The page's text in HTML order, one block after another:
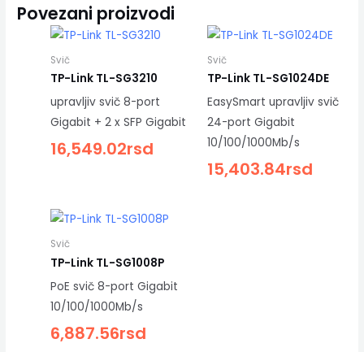
Povezani proizvodi
Svič
TP-Link TL-SG3210
upravljiv svič 8-port
Gigabit + 2 x SFP Gigabit
16,549.02rsd
Svič
TP-Link TL-SG1024DE
EasySmart upravljiv svič
24-port Gigabit
10/100/1000Mb/s
15,403.84rsd
Svič
TP-Link TL-SG1008P
PoE svič 8-port Gigabit
10/100/1000Mb/s
6,887.56rsd